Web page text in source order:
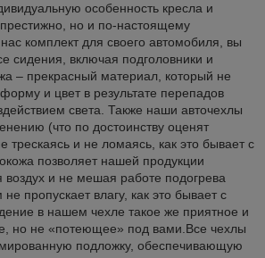
особенность кресла и
но и по-настоящему
комплект для своего автомобиля, вы
сидения, включая подголовники и
– прекрасный материал, который не
и цвет в результате перепадов
света. Также наши авточехлы
(что по достоинству оценят
трескаясь и не ломаясь, как это бывает с
позволяет нашей продукции
воздух и не мешая работе подогрева
пропускает влагу, как это бывает с
в нашем чехле такое же приятное и
но не «потеющее» под вами.Все чехлы
подложку, обеспечивающую